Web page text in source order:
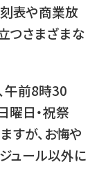
表や商業放
つさまざまな
午前8時30
曜日・祝祭
すが、お悔や
ュール以外に